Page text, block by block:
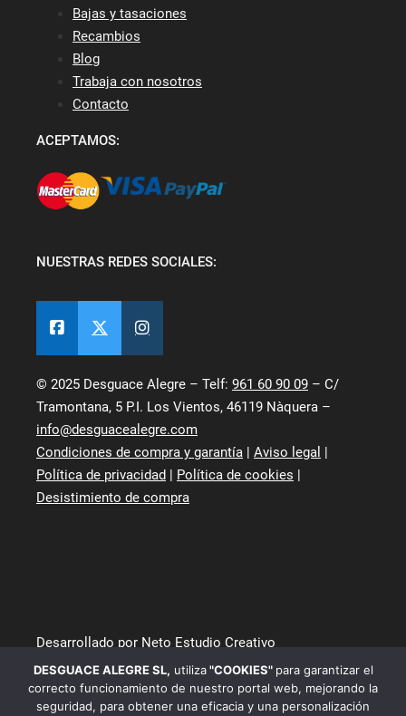
Bajas y tasaciones
Recambios
Blog
Trabaja con nosotros
Contacto
ACEPTAMOS:
NUESTRAS REDES SOCIALES:
© 2025 Desguace Alegre – Telf: 961 60 90 09 – C/
Tramontana, 5 P.I. Los Vientos, 46119 Nàquera –
info@desguacealegre.com
Condiciones de compra y garantía | Aviso legal |
Política de privacidad | Política de cookies |
Desistimiento de compra
Desarrollado por Neto Estudio Creativo
DESGUACE ALEGRE SL, utiliza"COOKIES" para garantizar el
correcto funcionamiento de nuestro portal web, mejorando la
seguridad, para obtener una eficacia y una personalización